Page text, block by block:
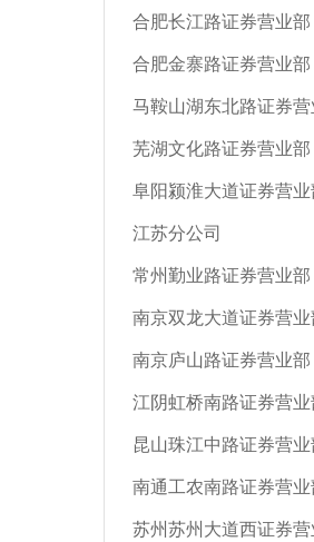
合肥长江路证券营业部
合肥金寨路证券营业部
马鞍山湖东北路证券营
芜湖文化路证券营业部
阜阳颍淮大道证券营业
江苏分公司
常州勤业路证券营业部
南京双龙大道证券营业
南京庐山路证券营业部
江阴虹桥南路证券营业
昆山珠江中路证券营业
南通工农南路证券营业
苏州苏州大道西证券营